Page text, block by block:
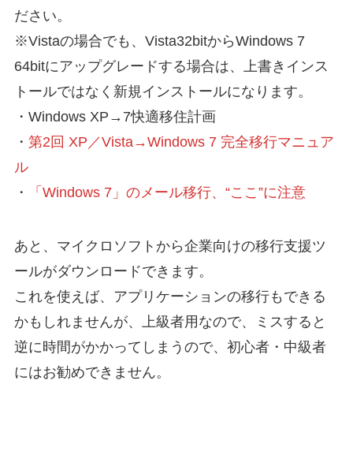
ださい。
※Vistaの場合でも、Vista32bitからWindows 7
64bitにアップグレードする場合は、上書きインス
トールではなく新規インストールになります。
・Windows XP→7快適移住計画
・ 第2回 XP／Vista→Windows 7 完全移行マニュア
ル
・
「Windows 7」のメール移行、“ここ”に注意
あと、マイクロソフトから企業向けの移行支援ツ
ールがダウンロードできます。
これを使えば、アプリケーションの移行もできる
かもしれませんが、上級者用なので、ミスすると
逆に時間がかかってしまうので、初心者・中級者
にはお勧めできません。